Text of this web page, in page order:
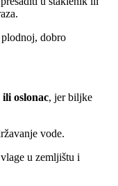
dobro
oslonac, jer biljke
vode.
u zemljištu i